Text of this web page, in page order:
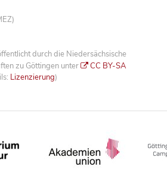
durch die Niedersächsische
zu Göttingen unter
CC BY-SA
Lizenzierung)